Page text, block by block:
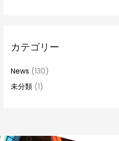
カテゴリー
News (130)
未分類 (1)